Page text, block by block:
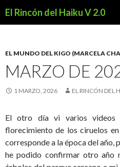
El Rincón del Haiku V 2.0
EL MUNDO DEL KIGO (MARCELA
MARZO DE
1 MARZO, 2026 EL RINCÓN DEL
El otro día vi varios videos
florecimiento de los ciruelos
corresponde a la época del año,
he podido confirmar otro año